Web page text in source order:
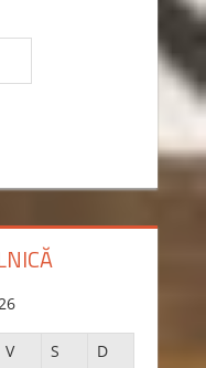
V S
D